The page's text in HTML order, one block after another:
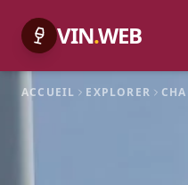
VIN.WEB
ACCUEIL EXPLORER